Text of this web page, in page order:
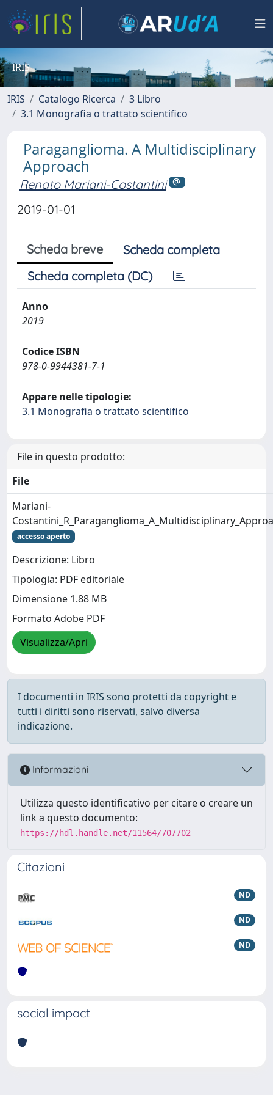
IRIS
IRIS Catalogo Ricerca
3 Libro
3.1 Monografia o trattato scientifico
Paraganglioma. A Multidisciplinary
Approach
Renato Mariani-Costantini
2019-01-01
Scheda breve
Scheda completa
Scheda completa (DC)
Anno
2019
Codice ISBN
978-0-9944381-7-1
Appare nelle tipologie:
3.1 Monografia o trattato scientifico
File in questo prodotto:
File
Mariani-
accesso aperto
Descrizione: Libro
Tipologia: PDF editoriale
Dimensione 1.88 MB
Formato Adobe PDF
Visualizza/Apri
I documenti in IRIS sono protetti da copyright e
tutti i diritti sono riservati, salvo diversa
indicazione.
Informazioni
Utilizza questo identificativo per citare o creare un
link a questo documento:
https://hdl.handle.net/11564/707702
Citazioni
ND
ND
ND
social impact